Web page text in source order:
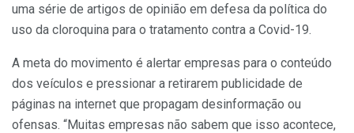
uma série de artigos de opinião em defesa da política do
uso da cloroquina para o tratamento contra a Covid-19.
A meta do movimento é alertar empresas para o conteúdo
dos veículos e pressionar a retirarem publicidade de
páginas na internet que propagam desinformação ou
ofensas. “Muitas empresas não sabem que isso acontece,